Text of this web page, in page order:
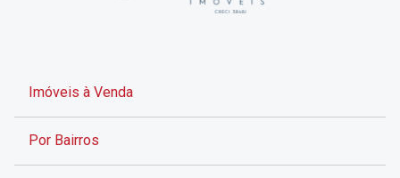
Imóveis à Venda
Por Bairros